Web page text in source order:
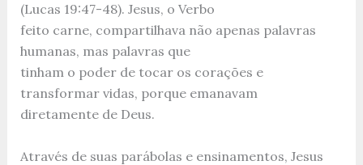
(Lucas 19:47-48). Jesus, o Verbo
feito carne, compartilhava não apenas palavras
humanas, mas palavras que
tinham o poder de tocar os corações e
transformar vidas, porque emanavam
diretamente de Deus.
Através de suas parábolas e ensinamentos, Jesus